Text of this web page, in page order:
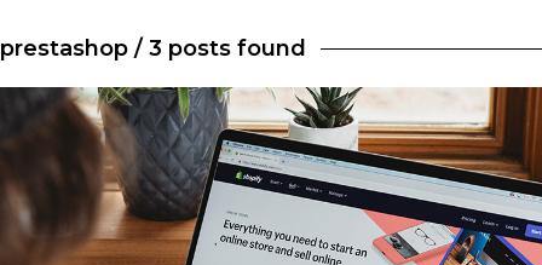
prestashop / 3 posts found